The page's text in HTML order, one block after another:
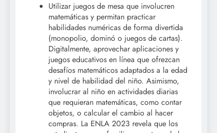
Utilizar juegos de mesa que involucren
matemáticas y permitan practicar
habilidades numéricas de forma divertida
(monopolio, dominó o juegos de cartas).
Digitalmente, aprovechar aplicaciones y
juegos educativos en línea que ofrezcan
desafíos matemáticos adaptados a la edad
y nivel de habilidad del niño. Asimismo,
involucrar al niño en actividades diarias
que requieran matemáticas, como contar
objetos, o calcular el cambio al hacer
compras. La ENLA 2023 revela que los